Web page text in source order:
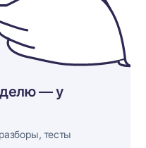
— у
тесты